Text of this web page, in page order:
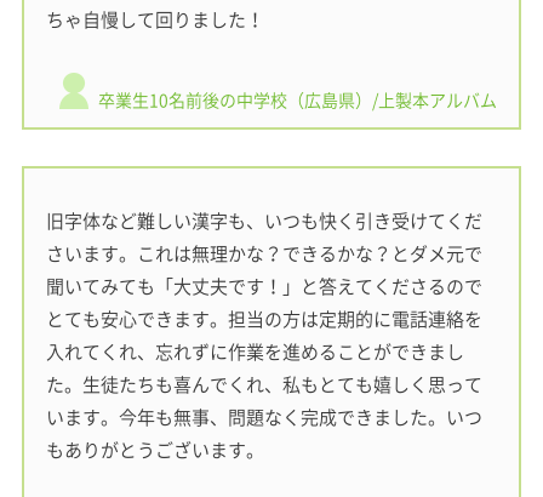
ちゃ自慢して回りました！
卒業生10名前後の中学校（広島県）/上製本アルバム
旧字体など難しい漢字も、いつも快く引き受けてくだ
さいます。これは無理かな？できるかな？とダメ元で
聞いてみても「大丈夫です！」と答えてくださるので
とても安心できます。担当の方は定期的に電話連絡を
入れてくれ、忘れずに作業を進めることができまし
た。生徒たちも喜んでくれ、私もとても嬉しく思って
います。今年も無事、問題なく完成できました。いつ
もありがとうございます。